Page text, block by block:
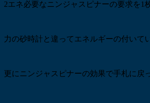
2エネ必要なニンジャスピナーの要求を1
力の砂時計と違ってエネルギーの付いて
更にニンジャスピナーの効果で手札に戻